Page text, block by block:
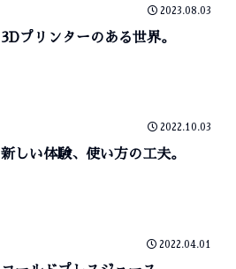
2023.08.03
3Dプリンターのある世界。
2022.10.03
新しい体験、使い方の工夫。
2022.04.01